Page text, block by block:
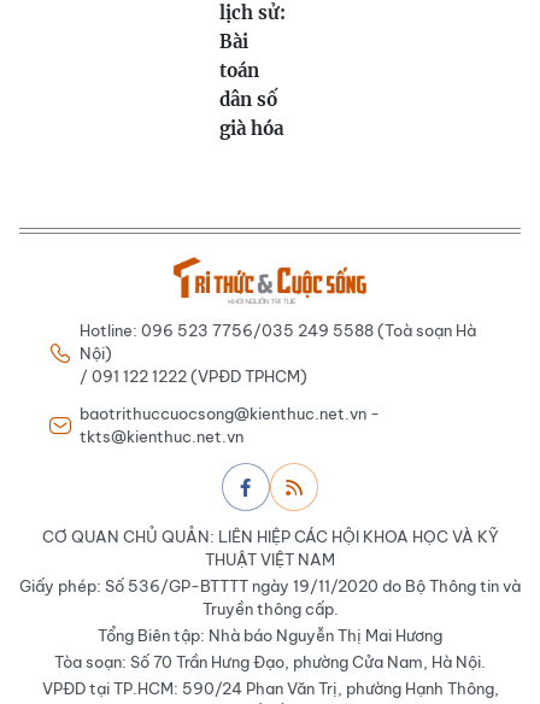
lịch sử:
Bài
toán
dân số
già hóa
Hotline: 096 523 7756/035 249 5588 (Toà soạn Hà
Nội)
/ 091 122 1222 (VPĐD TPHCM)
baotrithuccuocsong@kienthuc.net.vn -
tkts@kienthuc.net.vn
CƠ QUAN CHỦ QUẢN: LIÊN HIỆP CÁC HỘI KHOA HỌC VÀ KỸ
THUẬT VIỆT NAM
Giấy phép: Số 536/GP-BTTTT ngày 19/11/2020 do Bộ Thông tin và
Truyền thông cấp.
Tổng Biên tập: Nhà báo Nguyễn Thị Mai Hương
Tòa soạn: Số 70 Trần Hưng Đạo, phường Cửa Nam, Hà Nội.
VPĐD tại TP.HCM: 590/24 Phan Văn Trị, phường Hạnh Thông,